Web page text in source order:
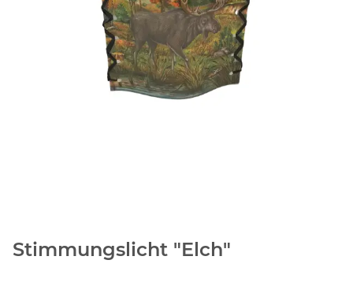
Stimmungslicht "Elch"